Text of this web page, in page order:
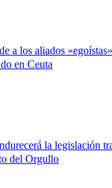
a los aliados
en Ceuta
la legislación
del Orgullo